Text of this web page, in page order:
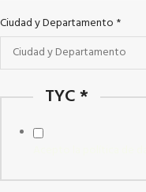
Ciudad y Departamento *
TYC*